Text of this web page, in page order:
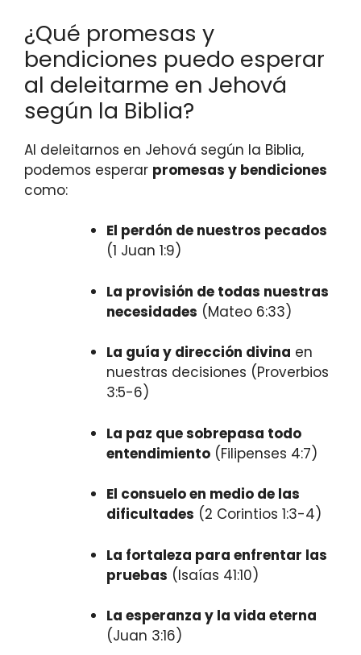
¿Qué promesas y
bendiciones puedo esperar
al deleitarme en Jehová
según la Biblia?
Al deleitarnos en Jehová según la Biblia,
podemos esperar promesas y bendiciones
como:
El perdón de nuestros pecados
(1 Juan 1:9)
La provisión de todas nuestras
necesidades (Mateo 6:33)
La guía y dirección divina en
nuestras decisiones (Proverbios
3:5-6)
La paz que sobrepasa todo
entendimiento (Filipenses 4:7)
El consuelo en medio de las
dificultades (2 Corintios 1:3-4)
La fortaleza para enfrentar las
pruebas (Isaías 41:10)
La esperanza y la vida eterna
(Juan 3:16)